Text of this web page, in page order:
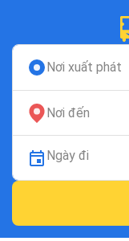
Nơi xuất phát
Nơi đến
Ngày đi